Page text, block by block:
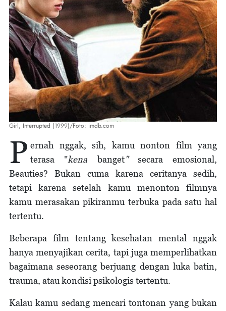
Girl, Interrupted (1999)/Foto: imdb.com
P ernah nggak, sih, kamu nonton film yang
terasa "kenabanget"secara emosional,
Beauties? Bukan cuma karena ceritanya sedih,
tetapi karena setelah kamu menonton filmnya
kamu merasakan pikiranmu terbuka pada satu hal
tertentu.
Beberapa film tentang kesehatan mental nggak
hanya menyajikan cerita, tapi juga memperlihatkan
bagaimana seseorang berjuang dengan luka batin,
trauma, atau kondisi psikologis tertentu.
Kalau kamu sedang mencari tontonan yang bukan